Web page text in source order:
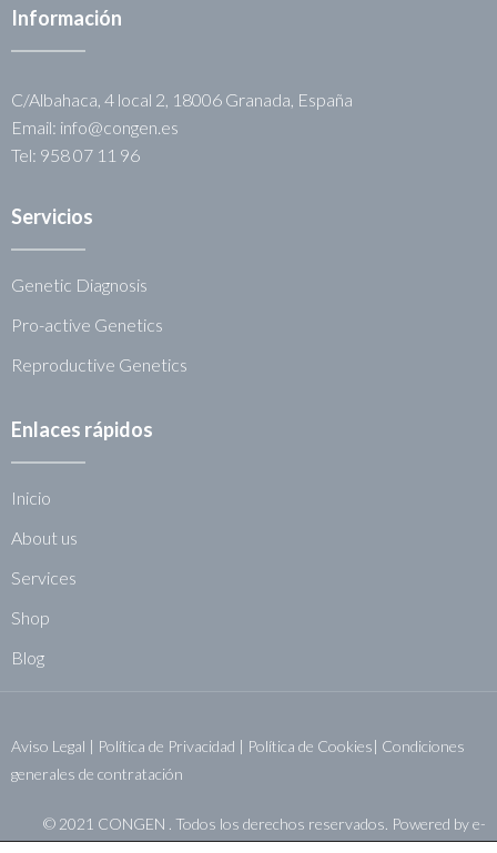
Información
C/Albahaca, 4 local 2, 18006 Granada, España
Email: info@congen.es
Tel: 958 07 11 96
Servicios
Genetic Diagnosis
Pro-active Genetics
Reproductive Genetics
Enlaces rápidos
Inicio
About us
Services
Shop
Blog
Aviso Legal | Política de Privacidad | Política de Cookies| Condiciones
generales de contratación
© 2021 CONGEN . Todos los derechos reservados. Powered bye-